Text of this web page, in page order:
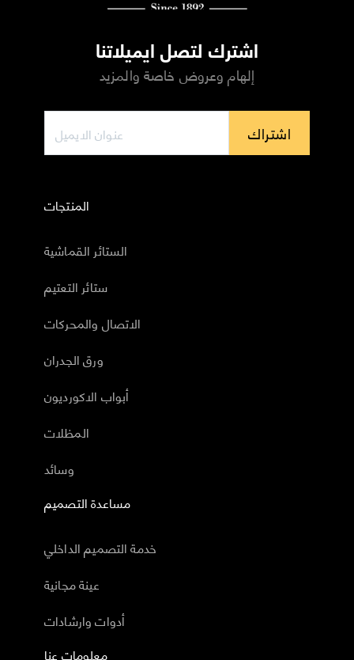
اشترك لتصل ايميلاتنا
إلهام وعروض خاصة والمزيد
اشتراك
المنتجات
الستائر القماشية
ستائر التعتيم
الاتصال والمحركات
ورق الجدران
أبواب الاكورديون
المظلات
وسائد
مساعدة التصميم
خدمة التصميم الداخلي
عينة مجانية
أدوات وارشادات
معلومات عنا